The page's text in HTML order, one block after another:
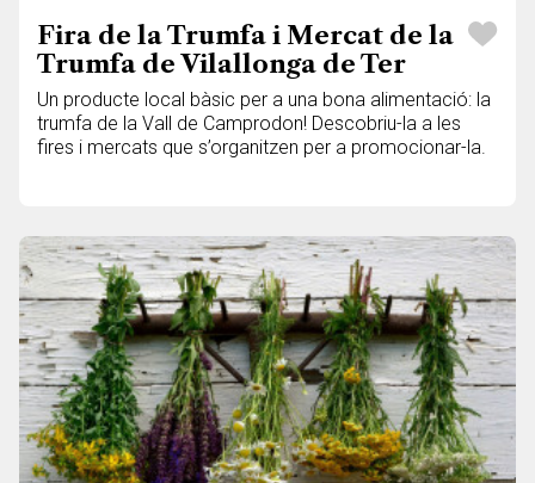
Fira de la Trumfa i Mercat de la
Trumfa de Vilallonga de Ter
Un producte local bàsic per a una bona alimentació: la
trumfa de la Vall de Camprodon! Descobriu-la a les
fires i mercats que s’organitzen per a promocionar-la.